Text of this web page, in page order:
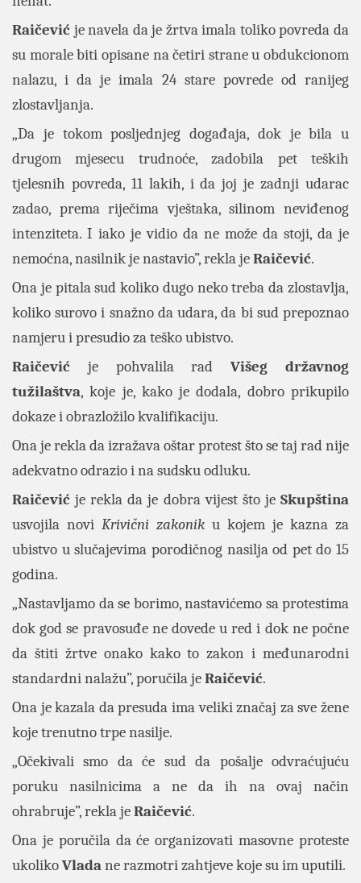
Raičević je navela da je žrtva imala toliko povreda da
su morale biti opisane na četiri strane u obdukcionom
nalazu, i da je imala 24 stare povrede od ranijeg
zlostavljanja.
„Da je tokom posljednjeg događaja, dok je bila u
drugom mjesecu trudnoće, zadobila pet teških
tjelesnih povreda, 11 lakih, i da joj je zadnji udarac
zadao, prema riječima vještaka, silinom neviđenog
intenziteta. I iako je vidio da ne može da stoji, da je
nemoćna, nasilnik je nastavio”, rekla jeRaičević.
Ona je pitala sud koliko dugo neko treba da zlostavlja,
koliko surovo i snažno da udara, da bi sud prepoznao
namjeru i presudio za teško ubistvo.
Raičević je pohvalila radVišeg državnog
tužilaštva, koje je, kako je dodala, dobro prikupilo
dokaze i obrazložilo kvalifikaciju.
Ona je rekla da izražava oštar protest što se taj rad nije
adekvatno odrazio i na sudsku odluku.
Raičević je rekla da je dobra vijest što je Skupština
usvojila novi Krivični zakonik u kojem je kazna za
ubistvo u slučajevima porodičnog nasilja od pet do 15
godina.
„Nastavljamo da se borimo, nastavićemo sa protestima
dok god se pravosuđe ne dovede u red i dok ne počne
da štiti žrtve onako kako to zakon i međunarodni
standardni nalažu”, poručila jeRaičević.
Ona je kazala da presuda ima veliki značaj za sve žene
koje trenutno trpe nasilje.
„Očekivali smo da će sud da pošalje odvraćujuću
poruku nasilnicima a ne da ih na ovaj način
ohrabruje”, rekla jeRaičević.
Ona je poručila da će organizovati masovne proteste
ukolikoVladane razmotri zahtjeve koje su im uputili.